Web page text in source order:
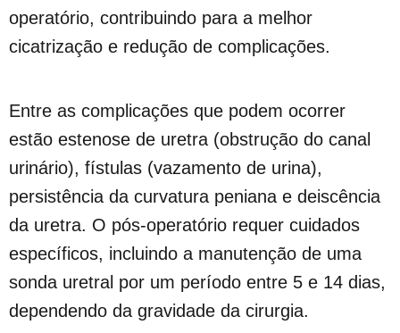
operatório, contribuindo para a melhor
cicatrização e redução de complicações.
Entre as complicações que podem ocorrer
estão estenose de uretra (obstrução do canal
urinário), fístulas (vazamento de urina),
persistência da curvatura peniana e deiscência
da uretra. O pós-operatório requer cuidados
específicos, incluindo a manutenção de uma
sonda uretral por um período entre 5 e 14 dias,
dependendo da gravidade da cirurgia.